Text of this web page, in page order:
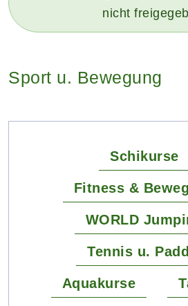
nicht
Sport u. Bewegung
Schikurse
Fitness &
WORLD
Tennis u.
Aquakurse